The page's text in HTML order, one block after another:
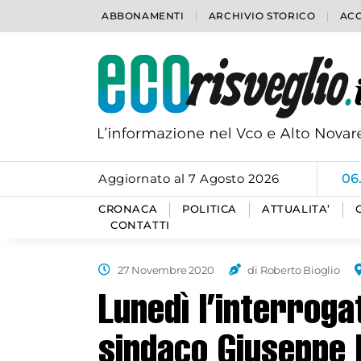
ABBONAMENTI ARCHIVIO STORICO
Aggiornato al 7 Agosto 2026
CRONACA POLITICA ATTUALITA’
CONTATTI
27 Novembre 2020 di Roberto Bioglio
Lunedì